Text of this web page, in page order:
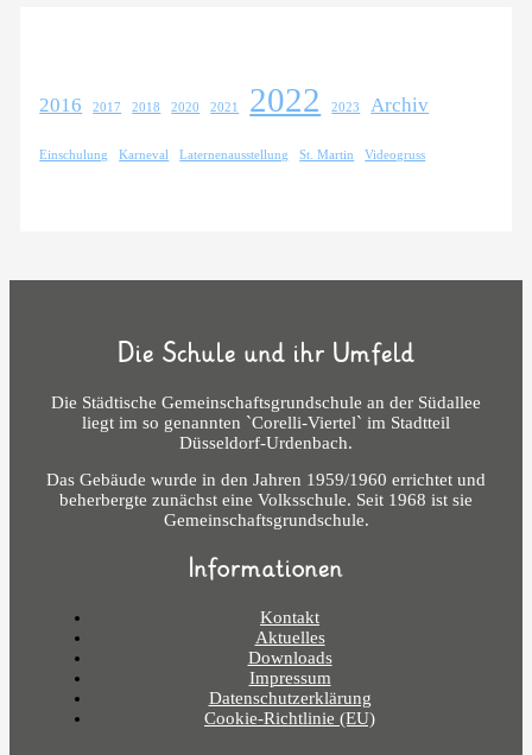
2016 2017 2018 2020 2021 2022 2023 Archiv
Einschulung Karneval Laternenausstellung St. Martin Videogruss
Die Schule und ihr Umfeld
Die Städtische Gemeinschaftsgrundschule an der Südallee
liegt im so genannten `Corelli-Viertel` im Stadtteil
Düsseldorf-Urdenbach.
Das Gebäude wurde in den Jahren 1959/1960 errichtet und
beherbergte zunächst eine Volksschule. Seit 1968 ist sie
Gemeinschaftsgrundschule.
Informationen
Kontakt
Aktuelles
Downloads
Impressum
Datenschutzerklärung
Cookie-Richtlinie (EU)